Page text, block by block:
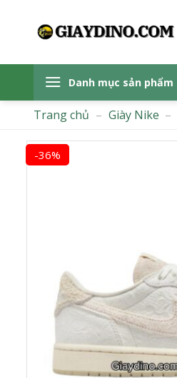
dung
Danh mục sản phẩm
Trang chủ – Giày Nike –
-36%